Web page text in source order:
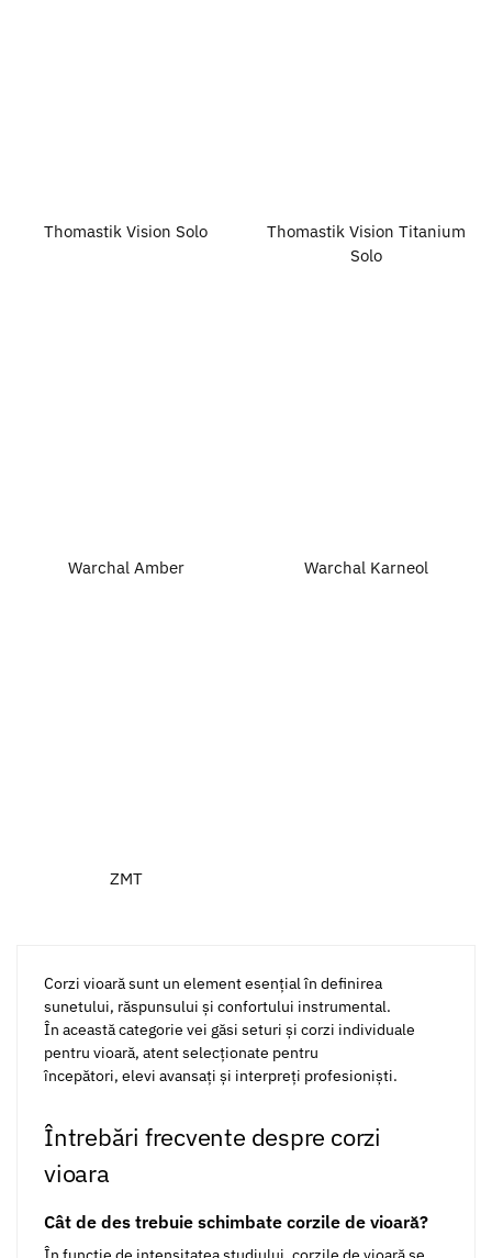
Thomastik Vision Solo
Thomastik Vision Titanium
Solo
Warchal Amber Warchal Karneol
ZMT
Corzi vioară sunt un element esențial în definirea
sunetului, răspunsului și confortului instrumental.
În această categorie vei găsi seturi și corzi individuale
pentru vioară, atent selecționate pentru
începători, elevi avansați și interpreți profesioniști.
Întrebări frecvente despre corzi
vioara
Cât de des trebuie schimbate corzile de vioară?